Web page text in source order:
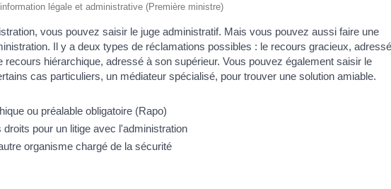
légale et administrative (Première ministre)
vous pouvez saisir le juge administratif. Mais vous pouvez aussi faire une
Il y a deux types de réclamations possibles : le recours gracieux,
recours hiérarchique, adressé à son supérieur. Vous pouvez également saisir le
cas particuliers, un médiateur spécialisé, pour trouver une solution amiable.
ou préalable obligatoire (Rapo)
pour un litige avec l'administration
organisme chargé de la sécurité